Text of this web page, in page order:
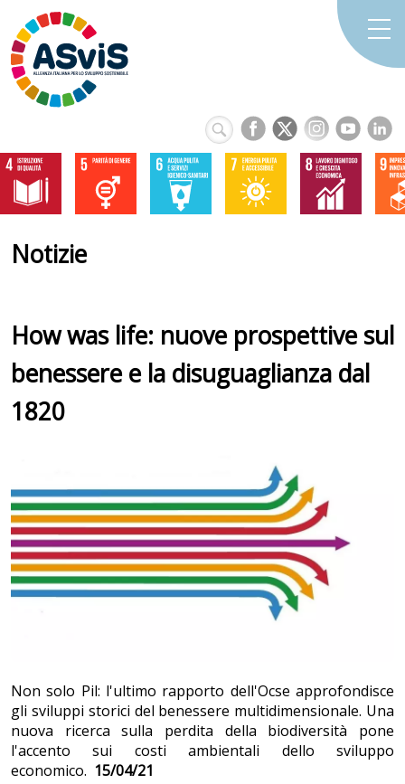
Notizie
How was life: nuove prospettive sul
benessere e la disuguaglianza dal
1820
Non solo Pil: l'ultimo rapporto dell'Ocse approfondisce
gli sviluppi storici del benessere multidimensionale. Una
nuova ricerca sulla perdita della biodiversità pone
l'accento sui costi ambientali dello sviluppo
economico. 15/04/21